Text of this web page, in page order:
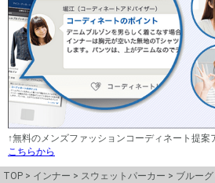
↑無料のメンズファッションコーディネート提案
こちらから
TOP インナー スウェットパーカー ブルー